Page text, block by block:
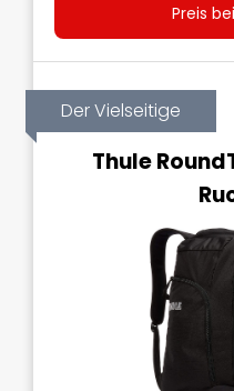
Preis
Der Vielseitige
Thule